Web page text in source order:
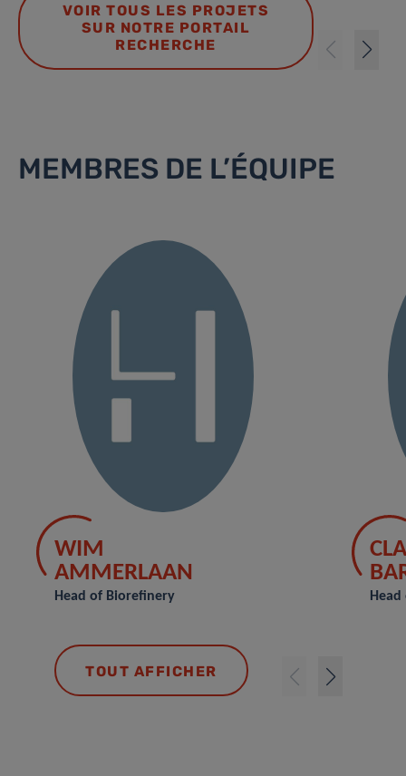
VOIR TOUS LES PROJETS
SUR NOTRE PORTAIL
RECHERCHE
MEMBRES DE L’ÉQUIPE
WIM
AMMERLAAN
Head of Biorefinery Head
TOUT AFFICHER